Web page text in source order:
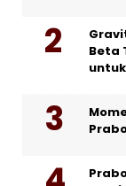
Beta
untuk